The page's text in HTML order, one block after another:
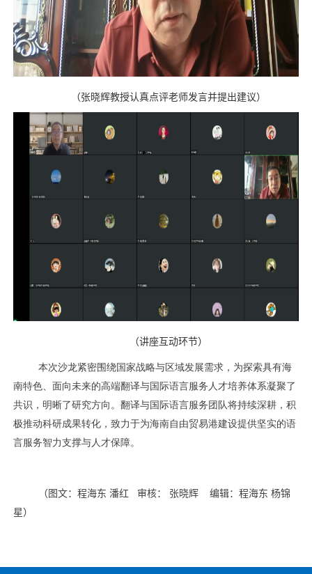
（张晓辉教授认真点评老师发言并提出建议）
（讲座互动环节）
本次沙龙紧密围绕国家战略与区域发展需求，为探索具有海
南特色、面向未来的高端翻译与国际语言服务人才培养体系凝聚了
共识，明晰了研究方向。翻译与国际语言服务团队将持续深耕，积
极推动科研成果转化，致力于为海南自由贸易港建设提供坚实的语
言服务智力支撑与人才保障。
（ 图文：程海东 潘红 审核： 张晓辉 编辑：程海东 杨锦
星）